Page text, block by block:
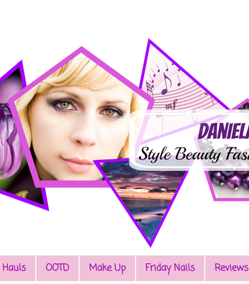
Hauls OOTD Make Up Friday Nails Reviews